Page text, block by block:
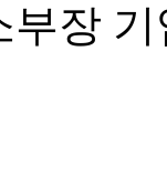
부장